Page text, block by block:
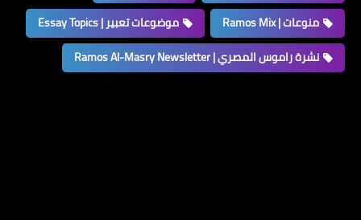
منوعات | Ramos Mix
موضوعات تعبير | Essay Topics
نشرة راموس المصري | Ramos Al-Masry Newsletter